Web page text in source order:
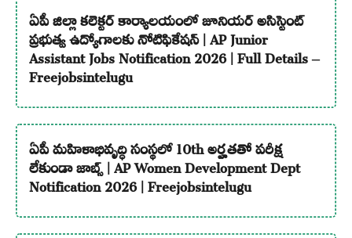
ఏపీ జిల్లా కలెక్టర్ కార్యాలయంలో జూనియర్ అసిస్టెంట్
ప్రభుత్వ ఉద్యోగాలకు నోటిఫికేషన్ | AP Junior
Assistant Jobs Notification 2026 | Full Details –
Freejobsintelugu
ఏపీ మహిళాభివృద్ధి సంస్థలో 10th అర్హతతో పరీక్ష
లేకుండా జాబ్స్ | AP Women Development Dept
Notification 2026 | Freejobsintelugu